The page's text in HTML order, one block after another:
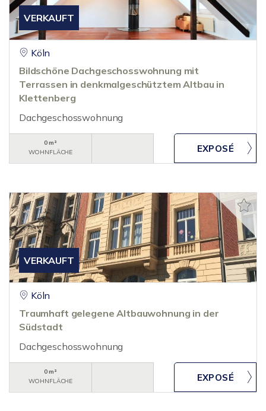
VERKAUFT
Köln
Bildschöne Dachgeschosswohnung mit
Terrassen in denkmalgeschütztem Altbau in
Klettenberg
Dachgeschosswohnung
0 m²
WOHNFLÄCHE
VERKAUFT
Köln
Traumhaft gelegene Altbauwohnung in der
Südstadt
Dachgeschosswohnung
0 m²
WOHNFLÄCHE